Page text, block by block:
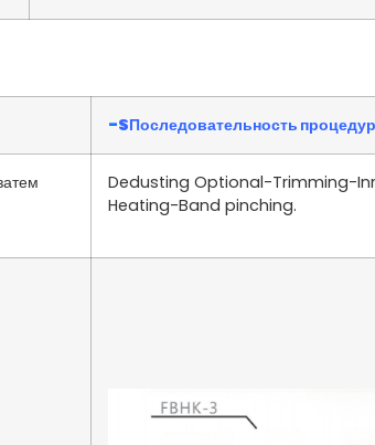
-SПоследовательность
Dedusting Optional-Trimming-
Heating-Band pinching.